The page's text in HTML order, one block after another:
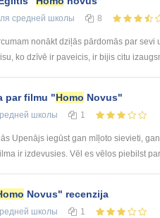
средней школы 8
nonākt dziļās pārdomās par
ko dzīvē ir paveicis, ir bijis citu
par filmu "Homo Novus"
школы 1
Upenājs iegūst gan mīļoto sievieti,
ir izdevusies. Vēl es vēlos piebilst
Novus" recenzija
школы 1